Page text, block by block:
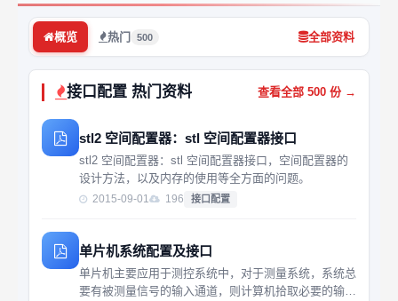
概览 热门 500 全部资料
接口配置 热门资料 查看全部 500 份 →
stl2 空间配置器：stl 空间配置器接口
stl2 空间配置器：stl 空间配置器接口，空间配置器的
设计方法，以及内存的使用等全方面的问题。
2015-09-01 196 接口配置
单片机系统配置及接口
单片机主要应用于测控系统中，对于测量系统，系统总
要有被测量信号的输入通道，则计算机拾取必要的输入